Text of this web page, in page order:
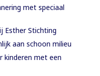
met speciaal
Esther Stichting
aan schoon milieu
kinderen met een